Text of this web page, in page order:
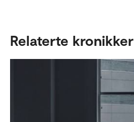
Relaterte kronikker